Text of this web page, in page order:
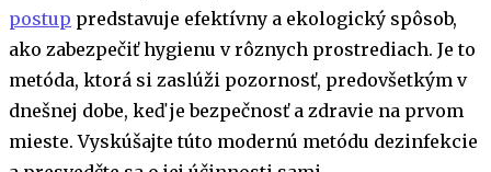
postup predstavuje efektívny a ekologický spôsob,
ako zabezpečiť hygienu v rôznych prostrediach. Je to
metóda, ktorá si zaslúži pozornosť, predovšetkým v
dnešnej dobe, keď je bezpečnosť a zdravie na prvom
mieste. Vyskúšajte túto modernú metódu dezinfekcie